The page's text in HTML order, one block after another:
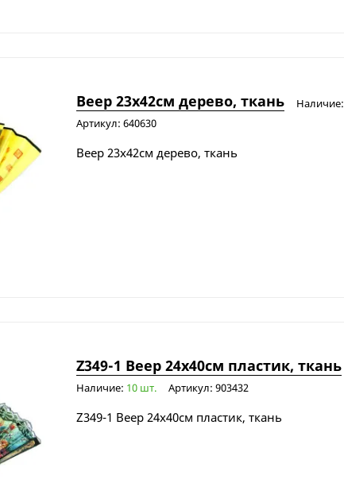
Веер 23х42см дерево, ткань Наличие:
Артикул: 640630
Веер 23х42см дерево, ткань
Z349-1 Веер 24х40см пластик, ткань
Наличие: 10 шт. Артикул: 903432
Z349-1 Веер 24х40см пластик, ткань